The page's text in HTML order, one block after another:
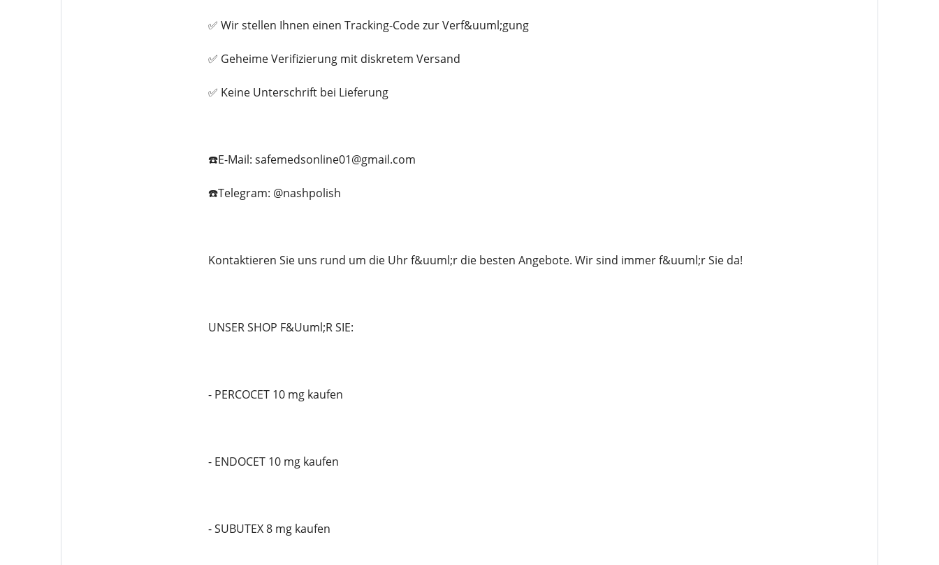
✅ Wir stellen Ihnen einen Tracking-Code zur Verf&uuml;gung
✅ Geheime Verifizierung mit diskretem Versand
✅ Keine Unterschrift bei Lieferung
☎️E-Mail: safemedsonline01@gmail.com
☎️Telegram: @nashpolish
Kontaktieren Sie uns rund um die Uhr f&uuml;r die besten Angebote. Wir sind immer f&uuml;r Sie da!
UNSER SHOP F&Uuml;R SIE:
- PERCOCET 10 mg kaufen
- ENDOCET 10 mg kaufen
- SUBUTEX 8 mg kaufen